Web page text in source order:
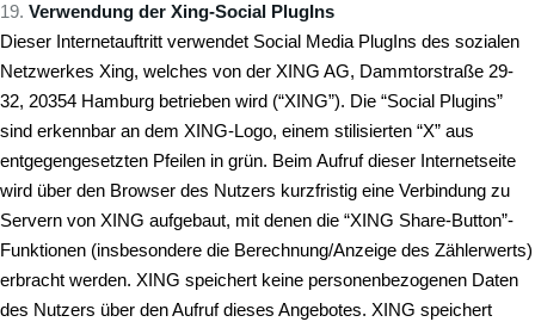
Verwendung der Xing-Social PlugIns
Dieser Internetauftritt verwendet Social Media PlugIns des sozialen
Netzwerkes Xing, welches von der XING AG, Dammtorstraße 29-
32, 20354 Hamburg betrieben wird (“XING”). Die “Social Plugins”
sind erkennbar an dem XING-Logo, einem stilisierten “X” aus
entgegengesetzten Pfeilen in grün. Beim Aufruf dieser Internetseite
wird über den Browser des Nutzers kurzfristig eine Verbindung zu
Servern von XING aufgebaut, mit denen die “XING Share-Button”-
Funktionen (insbesondere die Berechnung/Anzeige des Zählerwerts)
erbracht werden. XING speichert keine personenbezogenen Daten
des Nutzers über den Aufruf dieses Angebotes. XING speichert